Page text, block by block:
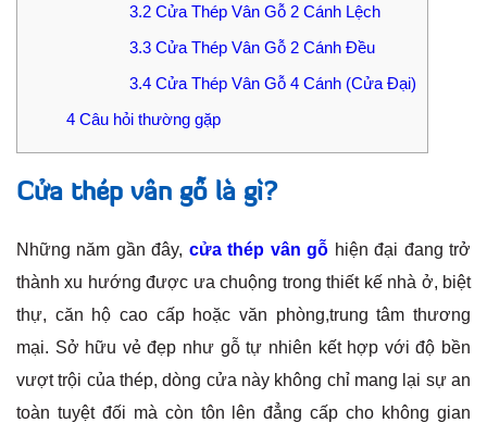
3.2Cửa Thép Vân Gỗ 2 Cánh Lệch
3.3Cửa Thép Vân Gỗ 2 Cánh Đều
3.4Cửa Thép Vân Gỗ 4 Cánh (Cửa Đại)
4 Câu hỏi thường gặp
Cửa thép vân gỗ là gì?
Những năm gần đây, cửa thép vân gỗ hiện đại đang trở
thành xu hướng được ưa chuộng trong thiết kế nhà ở, biệt
thự, căn hộ cao cấp hoặc văn phòng,trung tâm thương
mại. Sở hữu vẻ đẹp như gỗ tự nhiên kết hợp với độ bền
vượt trội của thép, dòng cửa này không chỉ mang lại sự an
toàn tuyệt đối mà còn tôn lên đẳng cấp cho không gian